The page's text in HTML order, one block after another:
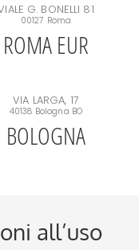
G. BONELLI 81
00127 Roma
ROMA EUR
VIA LARGA, 17
40138 Bologna BO
BOLOGNA
all’uso